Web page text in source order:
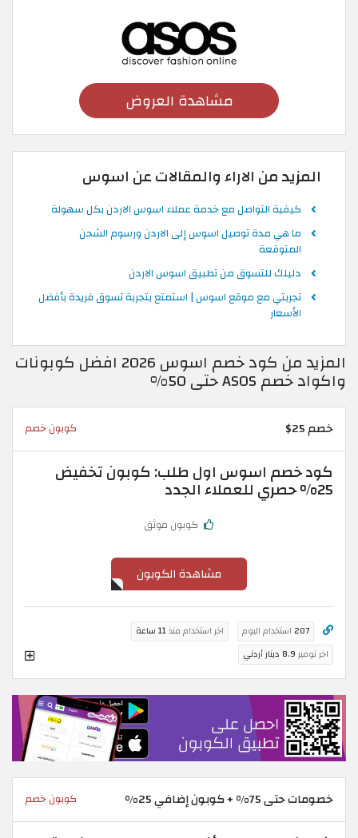
مشاهدة العروض
المزيد من الاراء والمقالات عن اسوس
كيفية التواصل مع خدمة عملاء اسوس الاردن بكل سهولة
ما هي مدة توصيل اسوس إلى الاردن ورسوم الشحن
المتوقعة
دليلك للتسوق من تطبيق اسوس الاردن
تجربتي مع موقع اسوس | استمتع بتجربة تسوق فريدة بأفضل
الأسعار
المزيد من كود خصم اسوس 2026 افضل كوبونات
واكواد خصم ASOS حتى 50%
خصم 25$ كوبون خصم
كود خصم اسوس اول طلب: كوبون تخفيض
25% حصري للعملاء الجدد
كوبون موثق
مشاهدة الكوبون
207 استخدام اليوم اخر استخدام منذ11 ساعة
اخر توفير 8.9 دينار أردني
خصومات حتى 75% + كوبون إضافي 25% كوبون خصم